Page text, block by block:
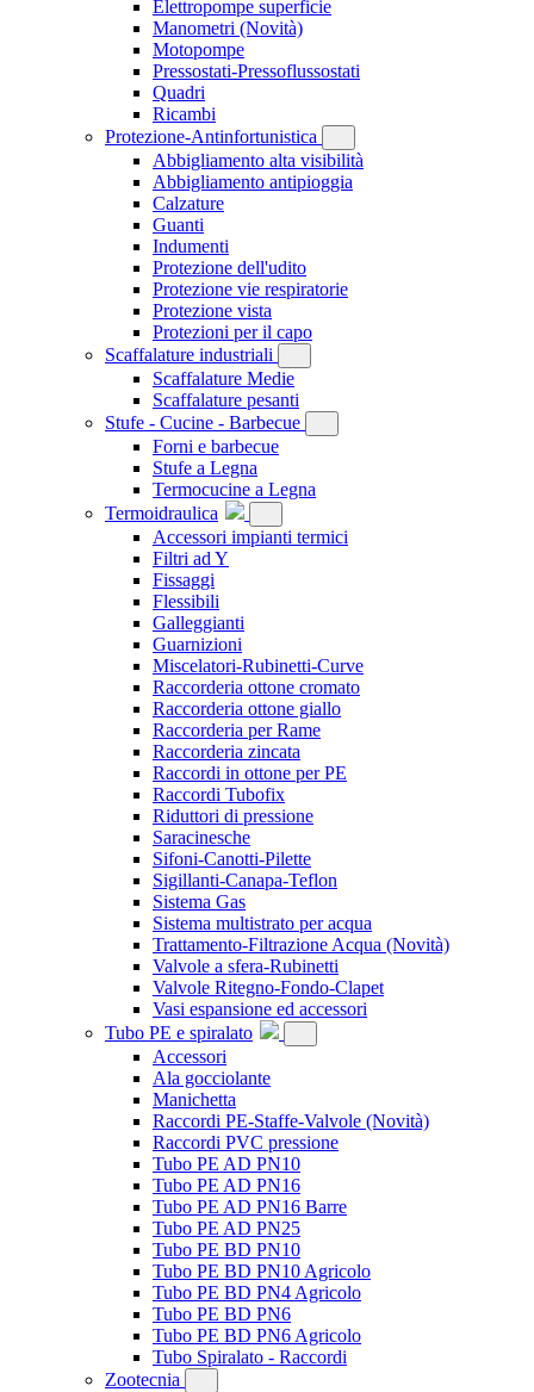
Elettropompe superficie
Manometri (Novità)
Motopompe
Pressostati-Pressoflussostati
Quadri
Ricambi
Protezione-Antinfortunistica
Abbigliamento alta visibilità
Abbigliamento antipioggia
Calzature
Guanti
Indumenti
Protezione dell'udito
Protezione vie respiratorie
Protezione vista
Protezioni per il capo
Scaffalature industriali
Scaffalature Medie
Scaffalature pesanti
Stufe - Cucine - Barbecue
Forni e barbecue
Stufe a Legna
Termocucine a Legna
Termoidraulica
Accessori impianti termici
Filtri ad Y
Fissaggi
Flessibili
Galleggianti
Guarnizioni
Miscelatori-Rubinetti-Curve
Raccorderia ottone cromato
Raccorderia ottone giallo
Raccorderia per Rame
Raccorderia zincata
Raccordi in ottone per PE
Raccordi Tubofix
Riduttori di pressione
Saracinesche
Sifoni-Canotti-Pilette
Sigillanti-Canapa-Teflon
Sistema Gas
Sistema multistrato per acqua
Trattamento-Filtrazione Acqua (Novità)
Valvole a sfera-Rubinetti
Valvole Ritegno-Fondo-Clapet
Vasi espansione ed accessori
Tubo PE e spiralato
Accessori
Ala gocciolante
Manichetta
Raccordi PE-Staffe-Valvole (Novità)
Raccordi PVC pressione
Tubo PE AD PN10
Tubo PE AD PN16
Tubo PE AD PN16 Barre
Tubo PE AD PN25
Tubo PE BD PN10
Tubo PE BD PN10 Agricolo
Tubo PE BD PN4 Agricolo
Tubo PE BD PN6
Tubo PE BD PN6 Agricolo
Tubo Spiralato - Raccordi
Zootecnia